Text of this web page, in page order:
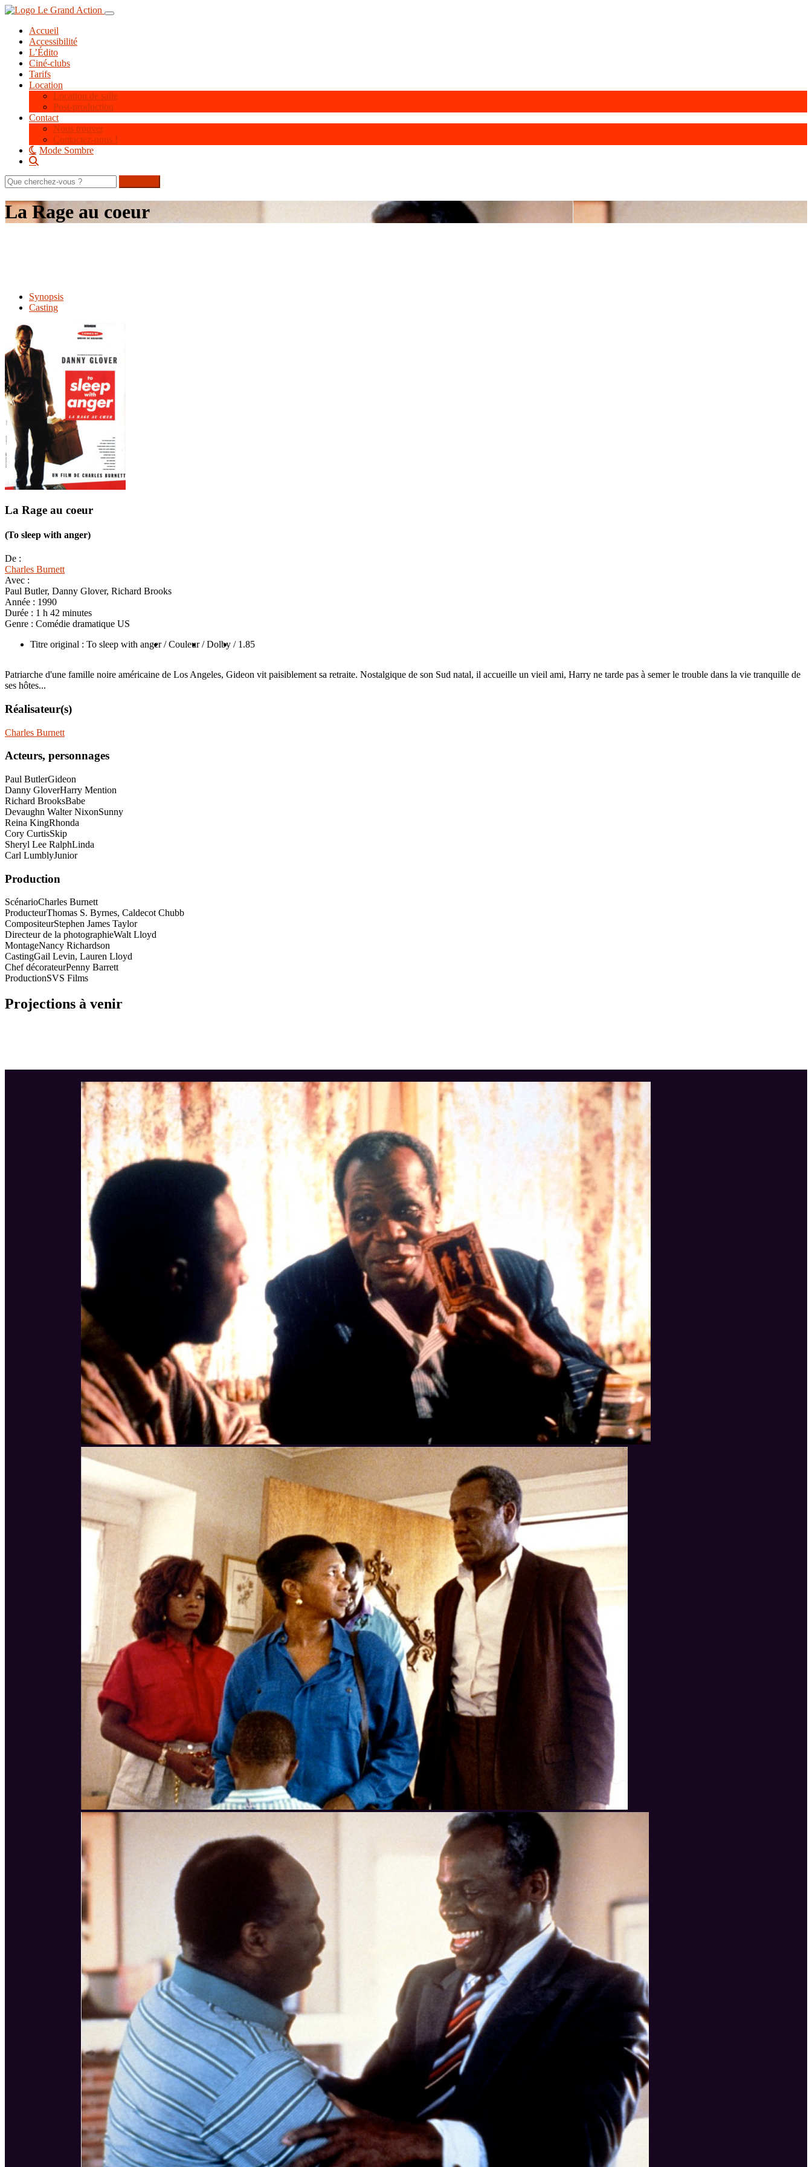
Aller
contenu
principal
Toggle navigation
Accueil
Accessibilité
L’Édito
Ciné-clubs
Tarifs
Location
Location de salle
Post-production
Contact
Nous trouver
Contactez-nous !
Mode Sombre
Rechercher
sur
le
site
La Rage au coeur
Synopsis
Casting
La Rage au coeur
(To sleep with anger)
De :
Charles Burnett
Avec :
Paul Butler, Danny Glover, Richard Brooks
Année : 1990
Durée : 1 h 42 minutes
Genre : Comédie dramatique US
Titre original : To sleep with anger / Couleur / Dolby / 1.85
Patriarche d'une famille noire américaine de Los Angeles, Gideon vit paisiblement sa retraite. Nostalgique de son Sud natal, il accueille un vieil ami, Harry ne tarde pas à semer le trouble dans la vie tranquille de
ses hôtes...
Réalisateur(s)
Charles Burnett
Acteurs, personnages
Paul ButlerGideon
Danny GloverHarry Mention
Richard BrooksBabe
Devaughn Walter NixonSunny
Reina KingRhonda
Cory CurtisSkip
Sheryl Lee RalphLinda
Carl LumblyJunior
Production
ScénarioCharles Burnett
ProducteurThomas S. Byrnes, Caldecot Chubb
CompositeurStephen James Taylor
Directeur de la photographieWalt Lloyd
MontageNancy Richardson
CastingGail Levin, Lauren Lloyd
Chef décorateurPenny Barrett
ProductionSVS Films
Projections à venir